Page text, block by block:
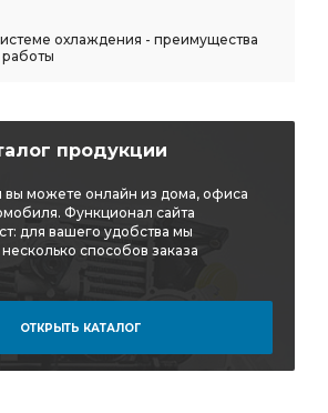
охлаждения - преимущества
продукции
вы можете онлайн из дома, офиса
Функционал сайта
для вашего удобства мы
способов заказа
ОТКРЫТЬ КАТАЛОГ